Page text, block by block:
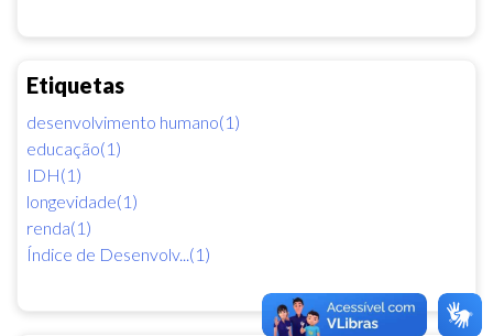
Etiquetas
desenvolvimento humano(1)
educação(1)
IDH(1)
longevidade(1)
renda(1)
Índice de Desenvolv...(1)